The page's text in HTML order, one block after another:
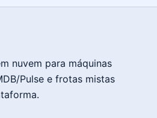
nuvem para máquinas
Pulse e frotas mistas